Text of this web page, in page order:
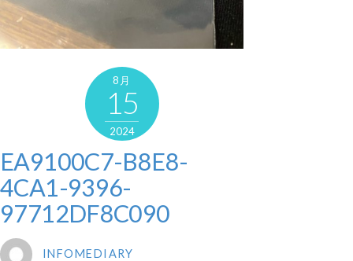
8月
15
2024
EA9100C7-B8E8-
4CA1-9396-
97712DF8C090
INFOMEDIARY